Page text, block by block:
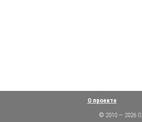
О проекте
© 2010 — 2026